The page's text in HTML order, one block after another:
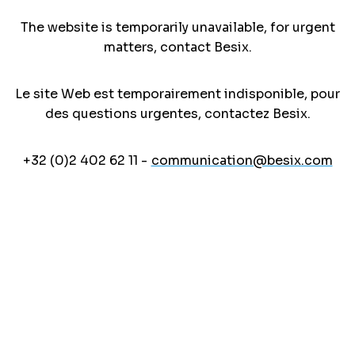
The website is temporarily unavailable, for urgent
matters, contact Besix.
Le site Web est temporairement indisponible, pour
des questions urgentes, contactez Besix.
+32 (0)2 402 62 11 - communication@besix.com